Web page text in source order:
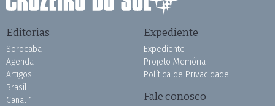
Editorias
Sorocaba
Agenda
Artigos
Brasil
Canal 1
Expediente
Expediente
Projeto Memória
Política de Privacidade
Fale conosco